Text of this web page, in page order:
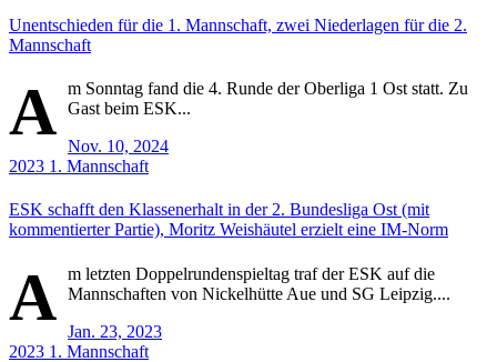
Unentschieden für die 1. Mannschaft, zwei Niederlagen für die 2.
Mannschaft
A m Sonntag fand die 4. Runde der Oberliga 1 Ost statt. Zu
Gast beim ESK...
Nov. 10, 2024
2023 1. Mannschaft
ESK schafft den Klassenerhalt in der 2. Bundesliga Ost (mit
kommentierter Partie), Moritz Weishäutel erzielt eine IM-Norm
A m letzten Doppelrundenspieltag traf der ESK auf die
Mannschaften von Nickelhütte Aue und SG Leipzig....
Jan. 23, 2023
2023 1. Mannschaft